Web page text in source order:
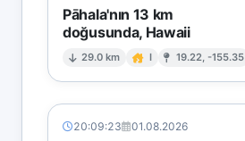
Pāhala'nın 13 km
doğusunda, Hawaii
29.0 km I 19.22, -155.35
20:09:23 01.08.2026